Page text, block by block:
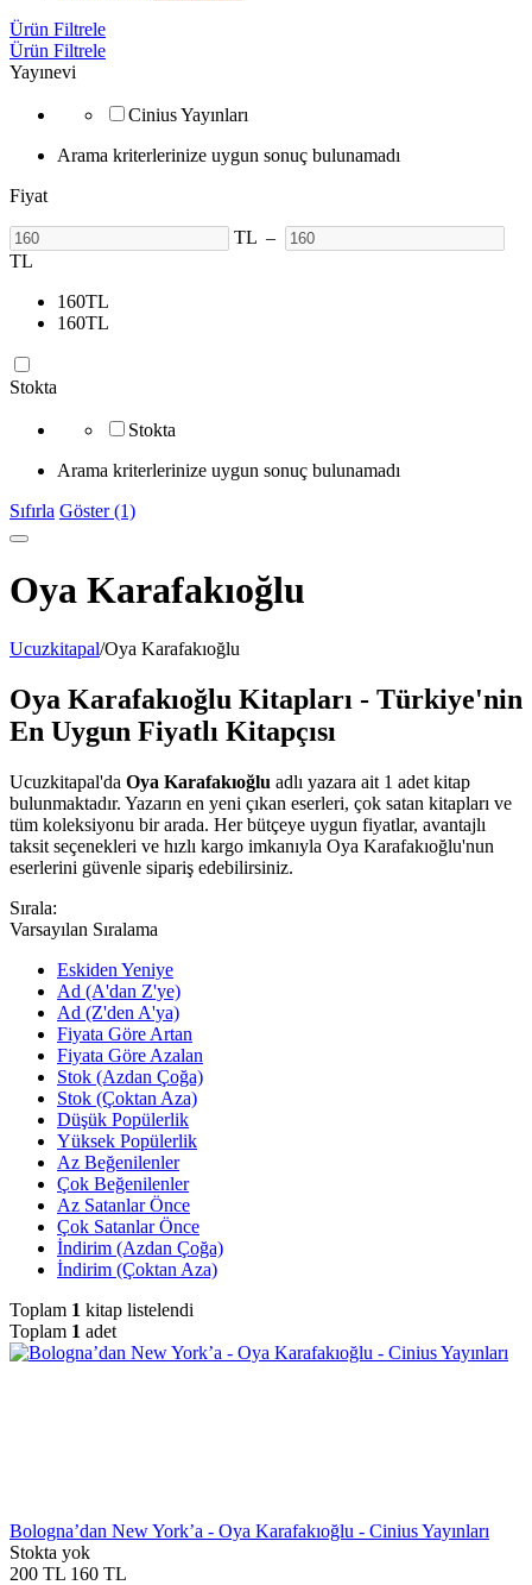
Ürün Filtrele
Ürün Filtrele
Yayınevi
Cinius Yayınları
Arama kriterlerinize uygun sonuç bulunamadı
Fiyat
TL –
TL
160TL
160TL
Stokta
Stokta
Arama kriterlerinize uygun sonuç bulunamadı
Sıfırla Göster (1)
Oya Karafakıoğlu
Ucuzkitapal/Oya Karafakıoğlu
Oya Karafakıoğlu Kitapları - Türkiye'nin
En Uygun Fiyatlı Kitapçısı
Ucuzkitapal'da Oya Karafakıoğlu adlı yazara ait 1 adet kitap
bulunmaktadır. Yazarın en yeni çıkan eserleri, çok satan kitapları ve
tüm koleksiyonu bir arada. Her bütçeye uygun fiyatlar, avantajlı
taksit seçenekleri ve hızlı kargo imkanıyla Oya Karafakıoğlu'nun
eserlerini güvenle sipariş edebilirsiniz.
Sırala:
Varsayılan Sıralama
Eskiden Yeniye
Ad (A'dan Z'ye)
Ad (Z'den A'ya)
Fiyata Göre Artan
Fiyata Göre Azalan
Stok (Azdan Çoğa)
Stok (Çoktan Aza)
Düşük Popülerlik
Yüksek Popülerlik
Az Beğenilenler
Çok Beğenilenler
Az Satanlar Önce
Çok Satanlar Önce
İndirim (Azdan Çoğa)
İndirim (Çoktan Aza)
Toplam 1 kitap listelendi
Toplam 1 adet
Bologna’dan New York’a - Oya Karafakıoğlu - Cinius Yayınları
Stokta yok
200 TL 160 TL